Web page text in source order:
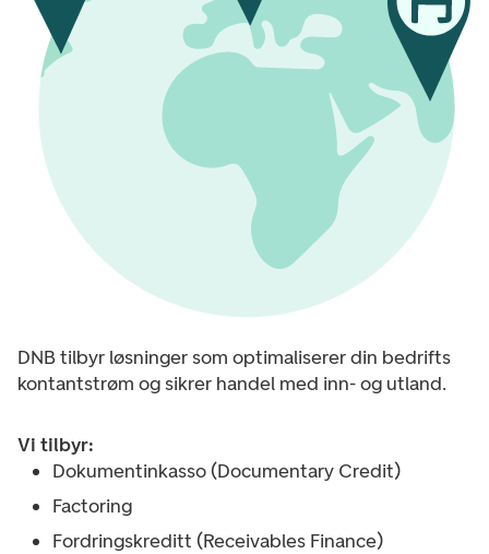
DNB tilbyr løsninger som optimaliserer din bedrifts
kontantstrøm og sikrer handel med inn- og utland. ​
Vi tilbyr: ​
Dokumentinkasso (Documentary Credit)
Factoring​
Fordringskreditt (Receivables Finance)